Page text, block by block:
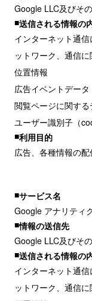
Google LLC及びそ
送信される情報の
インターネット通
ットワーク、通信
位置情報
広告イベントデータ
閲覧ページに関する
ユーザー識別子（
利用目的
広告、各種情報の配
サービス名
Google アナリティ
情報の送信先
Google LLC及びそ
送信される情報の
インターネット通
ットワーク、通信